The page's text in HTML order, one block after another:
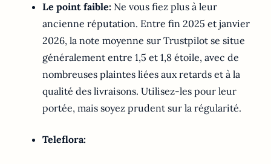
Le point faible: Ne vous fiez plus à leur
ancienne réputation. Entre fin 2025 et janvier
2026, la note moyenne sur Trustpilot se situe
généralement entre 1,5 et 1,8 étoile, avec de
nombreuses plaintes liées aux retards et à la
qualité des livraisons. Utilisez-les pour leur
portée, mais soyez prudent sur la régularité.
Teleflora: